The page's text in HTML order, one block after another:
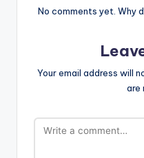
No comments yet. Why
Your email address will
are